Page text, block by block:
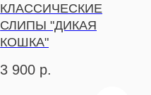
КЛАССИЧЕСКИЕ
СЛИПЫ "ДИКАЯ
КОШКА"
3 900 р.